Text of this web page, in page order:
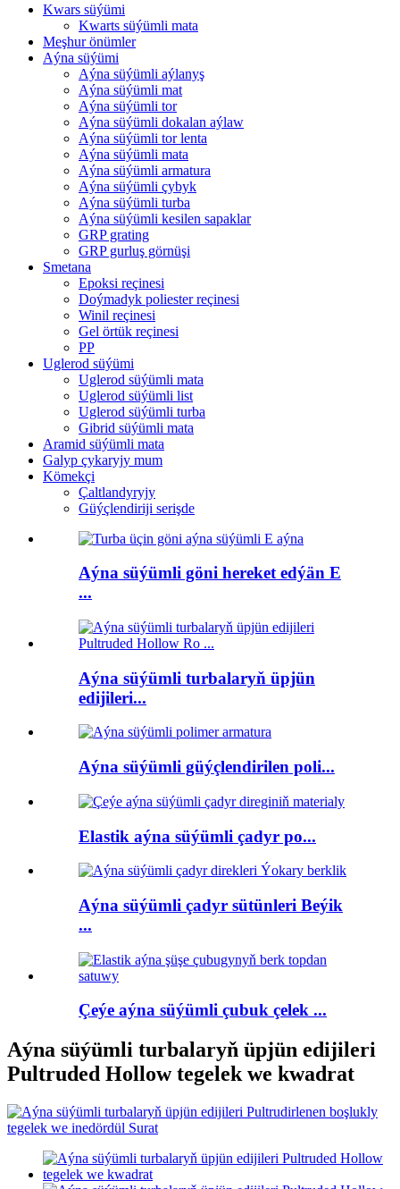
Kwars süýümi
Kwarts süýümli mata
Meşhur önümler
Aýna süýümi
Aýna süýümli aýlanyş
Aýna süýümli mat
Aýna süýümli tor
Aýna süýümli dokalan aýlaw
Aýna süýümli tor lenta
Aýna süýümli mata
Aýna süýümli armatura
Aýna süýümli çybyk
Aýna süýümli turba
Aýna süýümli kesilen sapaklar
GRP grating
GRP gurluş görnüşi
Smetana
Epoksi reçinesi
Doýmadyk poliester reçinesi
Winil reçinesi
Gel örtük reçinesi
PP
Uglerod süýümi
Uglerod süýümli mata
Uglerod süýümli list
Uglerod süýümli turba
Gibrid süýümli mata
Aramid süýümli mata
Galyp çykaryjy mum
Kömekçi
Çaltlandyryjy
Güýçlendiriji serişde
Aýna süýümli göni hereket edýän E
...
Aýna süýümli turbalaryň üpjün
edijileri...
Aýna süýümli güýçlendirilen poli...
Elastik aýna süýümli çadyr po...
Aýna süýümli çadyr sütünleri Beýik
...
Çeýe aýna süýümli çubuk çelek ...
Aýna süýümli turbalaryň üpjün edijileri
Pultruded Hollow tegelek we kwadrat